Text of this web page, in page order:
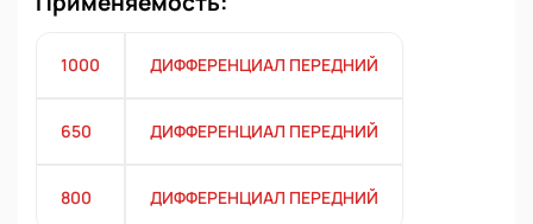
1000 ДИФФЕРЕНЦИАЛ ПЕРЕДНИЙ
650 ДИФФЕРЕНЦИАЛ ПЕРЕДНИЙ
800 ДИФФЕРЕНЦИАЛ ПЕРЕДНИЙ